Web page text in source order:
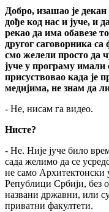
Добро, изашао је
дође код нас и јуче, и
рекао да има обавезе
другог саговорника
смо желели просто да
јуче у програму имали
присуствовао када је
медијима, не знам да
- Не, нисам га видео.
Нисте?
- Не. Није јуче било
сада желимо да се
не само Архитектонски
Републици Србији, без
названи државни, или
приватни факултети.